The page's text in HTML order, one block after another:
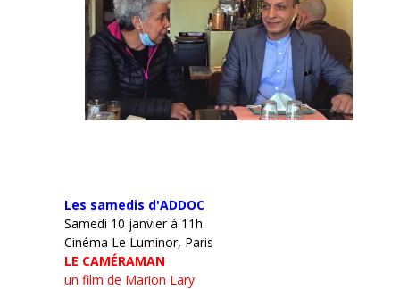
Les samedis d'ADDOC
Samedi 10 janvier à 11h
Cinéma Le Luminor, Paris
LE CAMÉRAMAN
un film de Marion Lary